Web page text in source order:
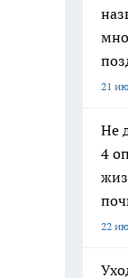
21
Не
4
22